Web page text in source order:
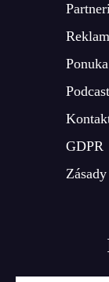
Podcast
GDPR